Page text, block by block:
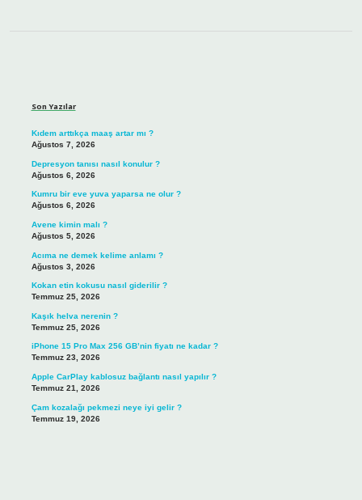
Son Yazılar
Kıdem arttıkça maaş artar mı ?
Ağustos 7, 2026
Depresyon tanısı nasıl konulur ?
Ağustos 6, 2026
Kumru bir eve yuva yaparsa ne olur ?
Ağustos 6, 2026
Avene kimin malı ?
Ağustos 5, 2026
Acıma ne demek kelime anlamı ?
Ağustos 3, 2026
Kokan etin kokusu nasıl giderilir ?
Temmuz 25, 2026
Kaşık helva nerenin ?
Temmuz 25, 2026
iPhone 15 Pro Max 256 GB’nin fiyatı ne kadar ?
Temmuz 23, 2026
Apple CarPlay kablosuz bağlantı nasıl yapılır ?
Temmuz 21, 2026
Çam kozalağı pekmezi neye iyi gelir ?
Temmuz 19, 2026